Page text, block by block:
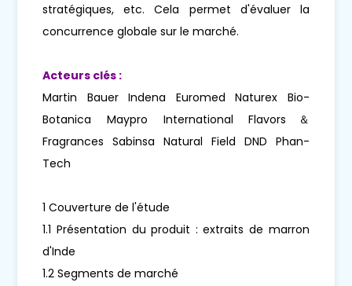
stratégiques, etc. Cela permet d'évaluer la
concurrence globale sur le marché.
Acteurs clés :
Martin Bauer Indena Euromed Naturex Bio-
Botanica Maypro International Flavors＆
Fragrances Sabinsa Natural Field DND Phan-
Tech
1 Couverture de l'étude
1.1 Présentation du produit : extraits de marron
d'Inde
1.2 Segments de marché